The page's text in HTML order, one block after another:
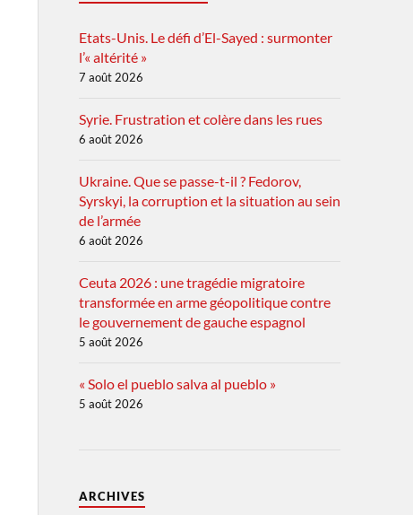
Etats-Unis. Le défi d’El-Sayed : surmonter
l’« altérité »
7 août 2026
Syrie. Frustration et colère dans les rues
6 août 2026
Ukraine. Que se passe-t-il ? Fedorov,
Syrskyi, la corruption et la situation au sein
de l’armée
6 août 2026
Ceuta 2026 : une tragédie migratoire
transformée en arme géopolitique contre
le gouvernement de gauche espagnol
5 août 2026
« Solo el pueblo salva al pueblo »
5 août 2026
ARCHIVES